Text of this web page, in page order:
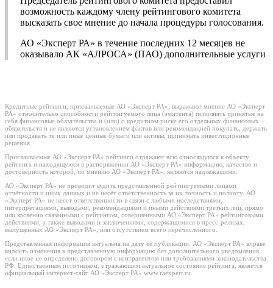
возможность каждому члену рейтингового комитета
высказать свое мнение до начала процедуры голосования.
АО «Эксперт РА» в течение последних 12 месяцев не
оказывало АК «АЛРОСА» (ПАО) дополнительные услуги
Кредитные рейтинги, присваиваемые АО «Эксперт РА», выражают мнение АО «Эксперт
РА» относительно способности рейтингуемого лица (эмитента) исполнять принятые на
себя финансовые обязательства и (или) о кредитном риске его отдельных финансовых
обязательств и не являются установлением фактов или рекомендацией покупать, держать
или продавать те или иные ценные бумаги или активы, принимать инвестиционные
решения.
Присваиваемые АО «Эксперт РА» рейтинги отражают всю относящуюся к объекту
рейтинга и находящуюся в распоряжении АО «Эксперт РА» информацию, качество и
достоверность которой, по мнению АО «Эксперт РА», являются надлежащими.
АО «Эксперт РА» не проводит аудита представленной рейтингуемыми лицами
отчётности и иных данных и не несёт ответственность за их точность и полноту. АО
«Эксперт РА» не несет ответственности в связи с любыми последствиями,
интерпретациями, выводами, рекомендациями и иными действиями третьих лиц, прямо
или косвенно связанными с рейтингом, совершенными АО «Эксперт РА» рейтинговыми
действиями, а также выводами и заключениями, содержащимися в пресс-релизах,
выпущенных АО «Эксперт РА», или отсутствием всего перечисленного.
Представленная информация актуальна на дату её публикации. АО «Эксперт РА» вправе
вносить изменения в представленную информацию без дополнительного уведомления,
если иное не определено договором с контрагентом или требованиями законодательства
РФ. Единственным источником, отражающим актуальное состояние рейтинга, является
официальный интернет-сайт АО «Эксперт РА» www.raexpert.ru.